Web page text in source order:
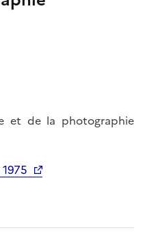
et de la photographie